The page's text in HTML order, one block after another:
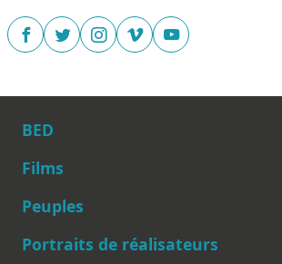
Main navigation
BED
Films
Peuples
Portraits de réalisateurs